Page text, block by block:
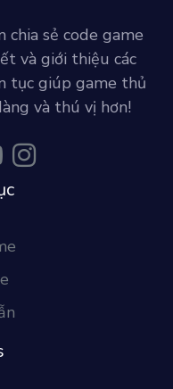
chia sẻ code game
và giới thiệu các
tục giúp game thủ
và thú vị hơn!